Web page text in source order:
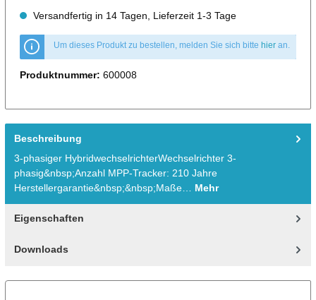
Versandfertig in 14 Tagen, Lieferzeit 1-3 Tage
Um dieses Produkt zu bestellen, melden Sie sich bitte hieran.
Produktnummer: 600008
Beschreibung
3-phasiger HybridwechselrichterWechselrichter 3-
phasig&nbsp;Anzahl MPP-Tracker: 210 Jahre
Herstellergarantie&nbsp;&nbsp;Maße… Mehr
Eigenschaften
Downloads